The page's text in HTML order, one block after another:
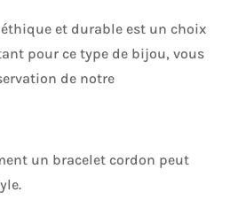
et durable est un choix
pour ce type de bijou, vous
de notre
un bracelet cordon peut